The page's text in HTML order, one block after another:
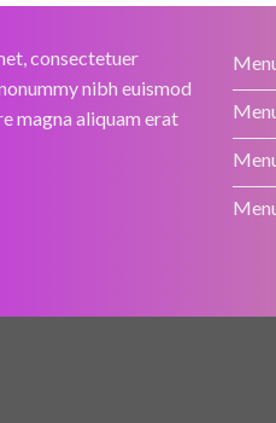
consectetuer
nibh euismod
magna aliquam erat